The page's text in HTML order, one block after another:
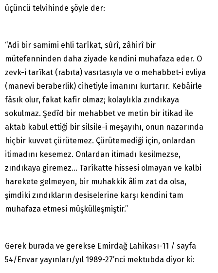
üçüncü telvihinde şöyle der:
“Adi bir samimi ehli tarîkat, sûrî, zâhirî bir
mütefenninden daha ziyade kendini muhafaza eder. O
zevk-i tarîkat (rabıta) vasıtasıyla ve o mehabbet-i evliya
(manevi beraberlik) cihetiyle imanını kurtarır. Kebâirle
fâsık olur, fakat kafir olmaz; kolaylıkla zındıkaya
sokulmaz. Şedîd bir mehabbet ve metin bir itikad ile
aktab kabul ettiği bir silsile-i meşayıhı, onun nazarında
hiçbir kuvvet çürütemez. Çürütemediği için, onlardan
itimadını kesemez. Onlardan itimadı kesilmezse,
zındıkaya giremez… Tarîkatte hissesi olmayan ve kalbi
harekete gelmeyen, bir muhakkik âlim zat da olsa,
şimdiki zındıkların desiselerine karşı kendini tam
muhafaza etmesi müşkülleşmiştir.”
Gerek burada ve gerekse Emirdağ Lahikası-11 / sayfa
54/Envar yayınları/yıl 1989-27’nci mektubda diyor ki: